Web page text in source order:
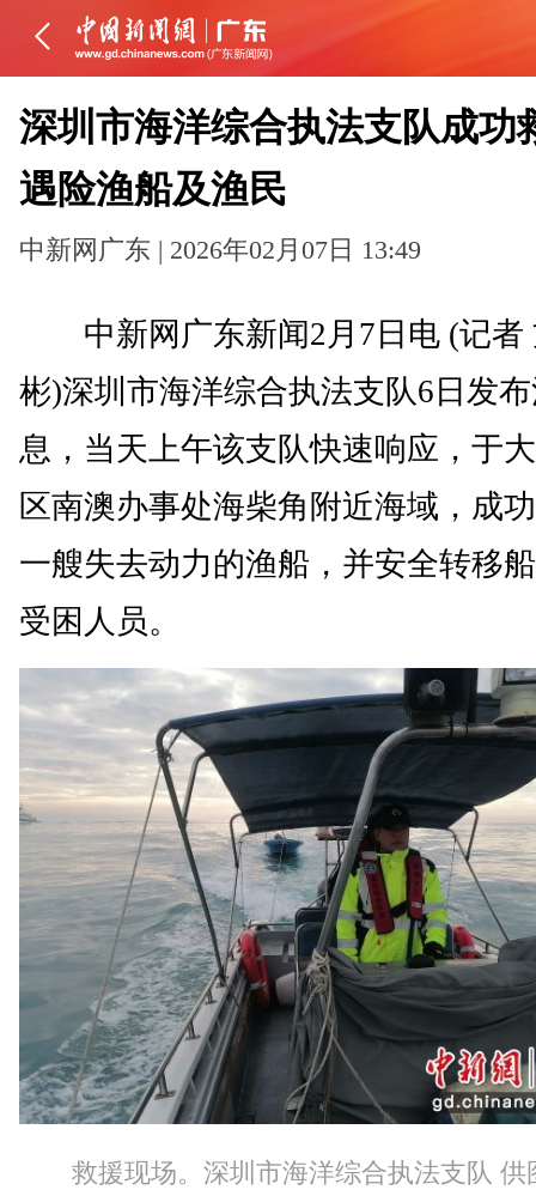
深圳市海洋综合执法支队成功
遇险渔船及渔民
中新网广东 | 2026年02月07日 13:49
中新网广东新闻2月7日电 (记者
彬)深圳市海洋综合执法支队6日发
息，当天上午该支队快速响应，于
区南澳办事处海柴角附近海域，成
一艘失去动力的渔船，并安全转移
受困人员。
救援现场。深圳市海洋综合执法支队 供